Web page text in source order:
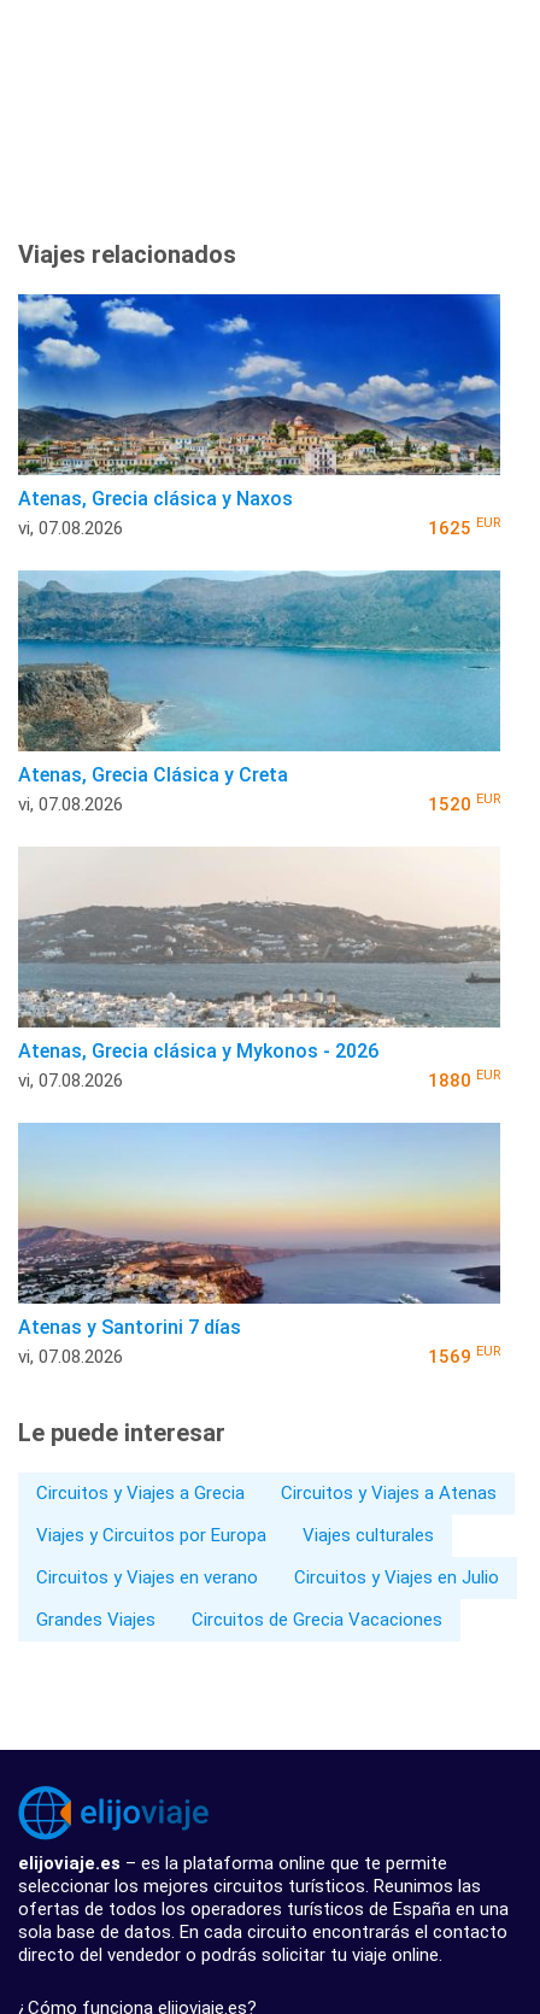
Viajes relacionados
Atenas, Grecia clásica y Naxos
vi, 07.08.2026 1625 EUR
Atenas, Grecia Clásica y Creta
vi, 07.08.2026 1520 EUR
Atenas, Grecia clásica y Mykonos - 2026
vi, 07.08.2026 1880 EUR
Atenas y Santorini 7 días
vi, 07.08.2026 1569 EUR
Le puede interesar
Circuitos y Viajes a Grecia
Circuitos y Viajes a Atenas
Viajes y Circuitos por Europa
Viajes culturales
Circuitos y Viajes en verano
Circuitos y Viajes en Julio
Grandes Viajes
Circuitos de Grecia Vacaciones
elijoviaje.es – es la plataforma online que te permite
seleccionar los mejores circuitos turísticos. Reunimos las
ofertas de todos los operadores turísticos de España en una
sola base de datos. En cada circuito encontrarás el contacto
directo del vendedor o podrás solicitar tu viaje online.
¿Cómo funciona elijoviaje.es?